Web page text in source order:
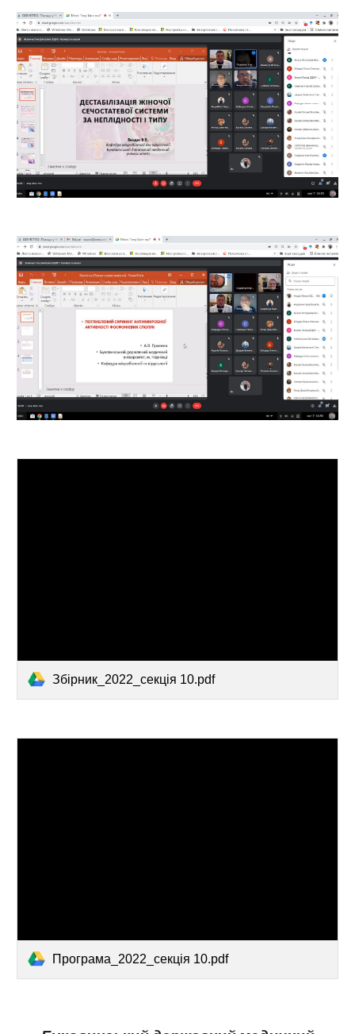
Збірник_2022_секція 10.pdf
Програма_2022_секція 10.pdf